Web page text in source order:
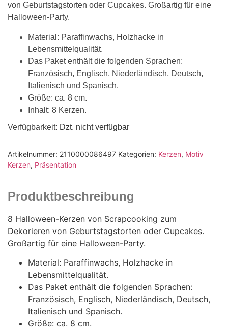
von Geburtstagstorten oder Cupcakes. Großartig für eine
Halloween-Party.
Material: Paraffinwachs, Holzhacke in
Lebensmittelqualität.
Das Paket enthält die folgenden Sprachen:
Französisch, Englisch, Niederländisch, Deutsch,
Italienisch und Spanisch.
Größe: ca. 8 cm.
Inhalt: 8 Kerzen.
Verfügbarkeit: Dzt. nicht verfügbar
Artikelnummer: 2110000086497 Kategorien: Kerzen, Motiv
Kerzen, Präsentation
Produktbeschreibung
8 Halloween-Kerzen von Scrapcooking zum
Dekorieren von Geburtstagstorten oder Cupcakes.
Großartig für eine Halloween-Party.
Material: Paraffinwachs, Holzhacke in
Lebensmittelqualität.
Das Paket enthält die folgenden Sprachen:
Französisch, Englisch, Niederländisch, Deutsch,
Italienisch und Spanisch.
Größe: ca. 8 cm.